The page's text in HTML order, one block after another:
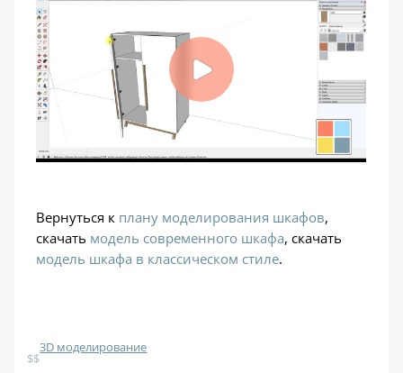
Вернуться к плану моделирования шкафов,
скачать модель современного шкафа, скачать
модель шкафа в классическом стиле.
$$
3D моделирование